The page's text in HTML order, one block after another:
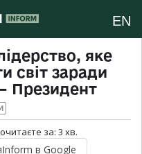
EN
яке
світ заради
Президент
за: 3 хв.
в Google